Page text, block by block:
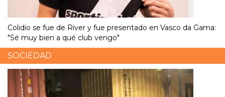
Colidio se fue de River y fue presentado en Vasco da Gama:
"Sé muy bien a qué club vengo"
SOCIEDAD